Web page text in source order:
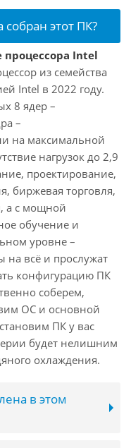
собран этот ПК?
процессора Intel
из семейства
Intel в 2022 году.
8 ядер –
–
на максимальной
нагрузок до 2,9
проектирование,
биржевая торговля,
а с мощной
обучение и
уровне –
на всё и прослужат
конфигурацию ПК
соберем,
ОС и основной
ПК у вас
будет нелишним
охлаждения.
в этом